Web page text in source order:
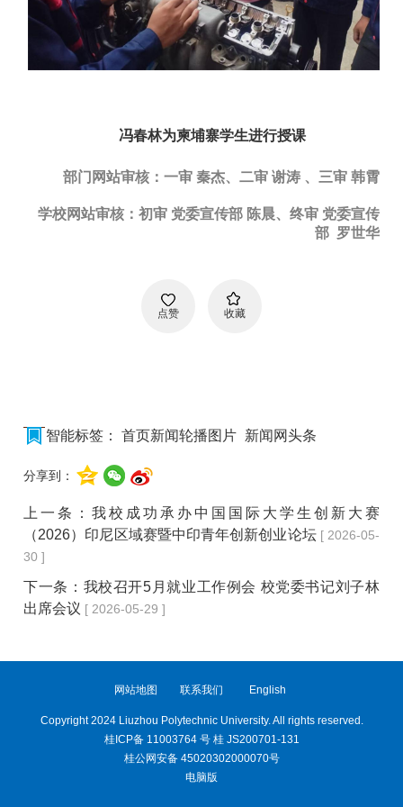
冯春林为柬埔寨学生进行授课
部门网站审核：一审 秦杰、二审 谢涛 、三审 韩霄
学校网站审核：初审 党委宣传部 陈晨、终审 党委宣传
部 罗世华
点赞 收藏
智能标签： 首页新闻轮播图片 新闻网头条
分享到：
上一条：我校成功承办中国国际大学生创新大赛
（2026）印尼区域赛暨中印青年创新创业论坛 [ 2026-05-
30 ]
下一条： 我校召开5月就业工作例会 校党委书记刘子林
出席会议 [ 2026-05-29 ]
网站地图 联系我们 English
Copyright 2024 Liuzhou Polytechnic University. All rights reserved.
桂ICP备 11003764 号 桂 JS200701-131
桂公网安备 45020302000070号
电脑版